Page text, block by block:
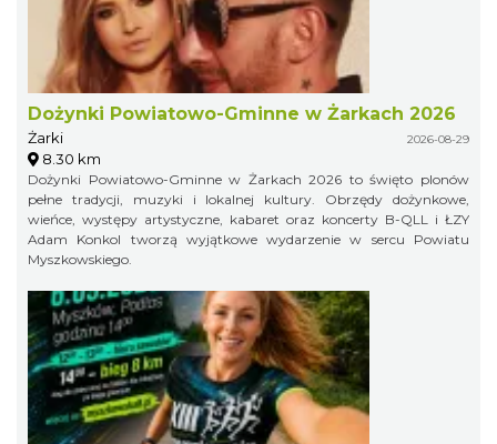
Dożynki Powiatowo-Gminne w Żarkach 2026
Żarki 2026-08-29
8.30 km
Dożynki Powiatowo-Gminne w Żarkach 2026 to święto plonów
pełne tradycji, muzyki i lokalnej kultury. Obrzędy dożynkowe,
wieńce, występy artystyczne, kabaret oraz koncerty B-QLL i ŁZY
Adam Konkol tworzą wyjątkowe wydarzenie w sercu Powiatu
Myszkowskiego.